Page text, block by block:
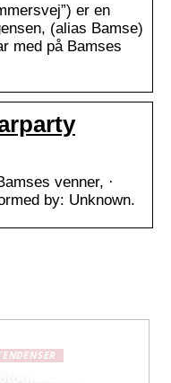
er en
(alias Bamse)
med på Bamses
venner, ·
by: Unknown.